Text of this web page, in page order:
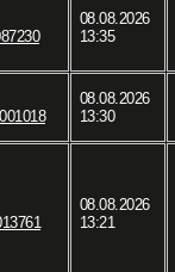
08.08.2026
13:35
08.08.2026
13:30
08.08.2026
13:21